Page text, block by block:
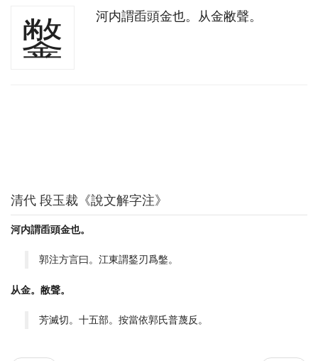
鐅 河内謂臿頭金也。从金敝聲。
清代 段玉裁《說文解字注》
河内謂臿頭金也。
郭注方言曰。江東謂鍫刃爲鐅。
从金。敝聲。
芳滅切。十五部。按當依郭氏普蔑反。